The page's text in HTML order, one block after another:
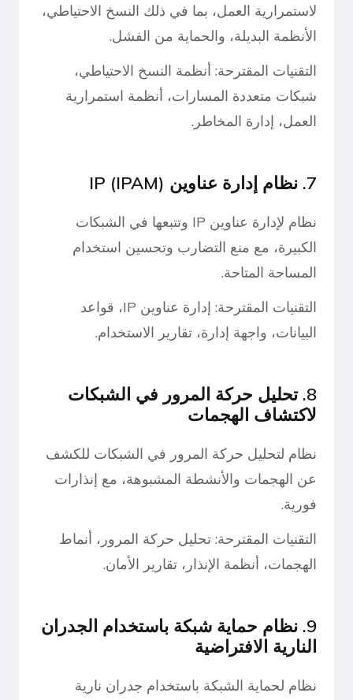
لاستمرارية العمل، بما في ذلك النسخ الاحتياطي،
الأنظمة البديلة، والحماية من الفشل.
التقنيات المقترحة: أنظمة النسخ الاحتياطي،
شبكات متعددة المسارات، أنظمة استمرارية
العمل، إدارة المخاطر.
7. نظام إدارة عناوين IP (IPAM)
نظام لإدارة عناوين IP وتتبعها في الشبكات
الكبيرة، مع منع التضارب وتحسين استخدام
المساحة المتاحة.
التقنيات المقترحة: إدارة عناوين IP، قواعد
البيانات، واجهة إدارة، تقارير الاستخدام.
8. تحليل حركة المرور في الشبكات
لاكتشاف الهجمات
نظام لتحليل حركة المرور في الشبكات للكشف
عن الهجمات والأنشطة المشبوهة، مع إنذارات
فورية.
التقنيات المقترحة: تحليل حركة المرور، أنماط
الهجمات، أنظمة الإنذار، تقارير الأمان.
9. نظام حماية شبكة باستخدام الجدران
النارية الافتراضية
نظام لحماية الشبكة باستخدام جدران نارية